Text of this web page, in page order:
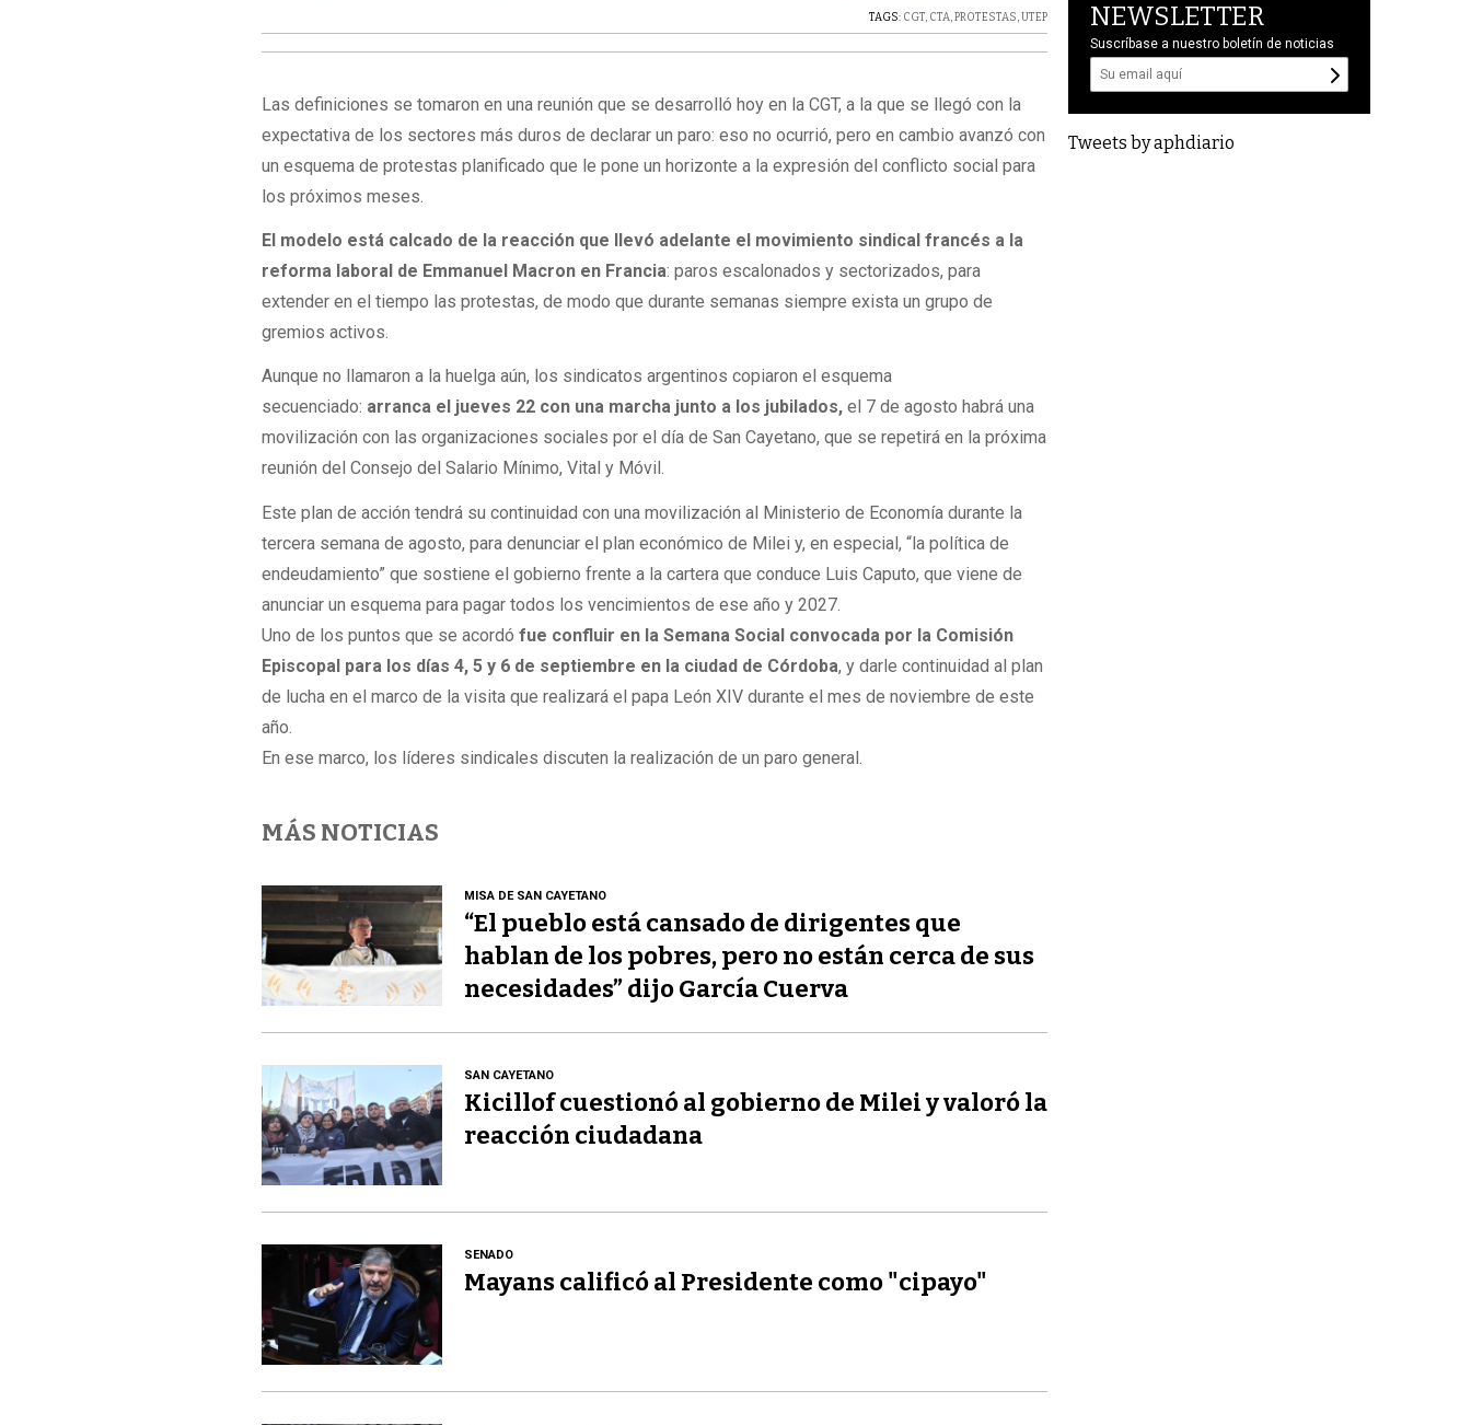
TAGS: CGT, CTA,PROTESTAS, UTEP
Las definiciones se tomaron en una reunión que se desarrolló hoy en la CGT, a la que se llegó con la
expectativa de los sectores más duros de declarar un paro: eso no ocurrió, pero en cambio avanzó con
un esquema de protestas planificado que le pone un horizonte a la expresión del conflicto social para
los próximos meses.
El modelo está calcado de la reacción que llevó adelante el movimiento sindical francés a la
reforma laboral de Emmanuel Macron en Francia: paros escalonados y sectorizados, para
extender en el tiempo las protestas, de modo que durante semanas siempre exista un grupo de
gremios activos.
Aunque no llamaron a la huelga aún, los sindicatos argentinos copiaron el esquema
secuenciado: arranca el jueves 22 con una marcha junto a los jubilados, el 7 de agosto habrá una
movilización con las organizaciones sociales por el día de San Cayetano, que se repetirá en la próxima
reunión del Consejo del Salario Mínimo, Vital y Móvil.
Este plan de acción tendrá su continuidad con una movilización al Ministerio de Economía durante la
tercera semana de agosto, para denunciar el plan económico de Milei y, en especial, “la política de
endeudamiento” que sostiene el gobierno frente a la cartera que conduce Luis Caputo, que viene de
anunciar un esquema para pagar todos los vencimientos de ese año y 2027.
Uno de los puntos que se acordófue confluir en la Semana Social convocada por la Comisión
Episcopal para los días 4, 5 y 6 de septiembre en la ciudad de Córdoba, y darle continuidad al plan
de lucha en el marco de la visita que realizará el papa León XIV durante el mes de noviembre de este
año.
En ese marco, los líderes sindicales discuten la realización de un paro general.
MÁS NOTICIAS
MISA DE SAN CAYETANO
“El pueblo está cansado de dirigentes que
hablan de los pobres, pero no están cerca de sus
necesidades” dijo García Cuerva
SAN CAYETANO
Kicillof cuestionó al gobierno de Milei y valoró la
reacción ciudadana
SENADO
Mayans calificó al Presidente como "cipayo"
NEWSLETTER
Suscríbase a nuestro boletín de noticias
Tweets by aphdiario